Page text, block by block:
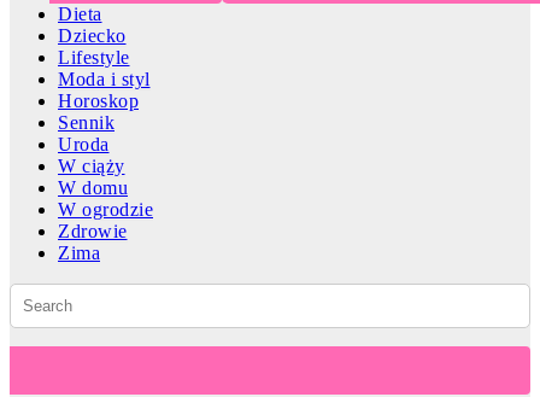
Dieta
Dziecko
Lifestyle
Moda i styl
Horoskop
Sennik
Uroda
W ciąży
W domu
W ogrodzie
Zdrowie
Zima